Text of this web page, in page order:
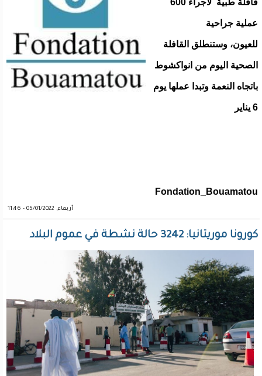
عملية جراحية
للعيون، وستنطلق القافلة
الصحية اليوم من انواكشوط
باتجاه النعمة وتبدا عملها يوم
6 يناير
Fondation_Bouamatou
أربعاء, 05/01/2022 - 11:46
كورونا موريتانيا: 3242 حالة نشطة في عموم البلاد